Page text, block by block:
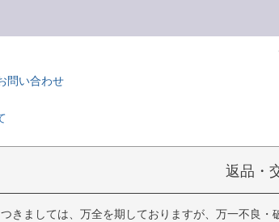
問い合わせ
返品・
きましては、万全を期しておりますが、万一不良